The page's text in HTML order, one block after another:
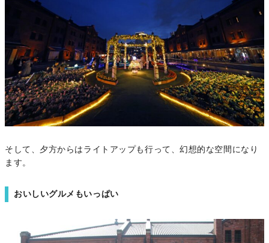
そして、夕方からはライトアップも行って、幻想的な空間になり
ます。
おいしいグルメもいっぱい